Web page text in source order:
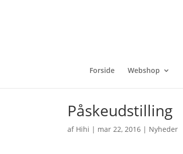
Forside Webshop
Påskeudstilling
af Hihi | mar 22, 2016 | Nyheder